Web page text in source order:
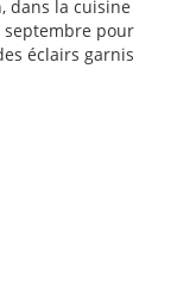
dans la cuisine
septembre pour
éclairs garnis